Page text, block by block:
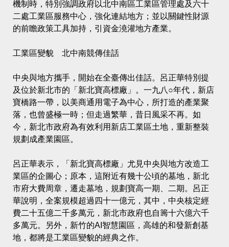
機制時，特別強調政府以北中南區工業區管理處及六十
二處工業區服務中心，強化連結地方；並以關鍵性財源
的前瞻政策工具加持，引資金澆灌地方產業。
工業區變貌 北中南競傳佳話
中央與地方攜手，開始在全臺傳出佳話。呂正華特別提
及位於新北市的「新北寶高標廠」。一九八○年代，新店
寶橋路一帶，以美商通用電子為中心，所打造的產業聚
落，也曾盛極一時；但走過繁華，昔日風采不再。如
今，新北市政府為有效利用新店工業區土地，重新整裝
規劃成產業園區。
呂正華表示，「新北寶高標廠」尤見中央與地方改造工
業區的企圖心；原本，這附近有幾十公頃的墓地，新北
市府大費周章，遷走墓地，規劃寶高一期、二期。呂正
華說明，全案規模超過四十一億元，其中，中央核定經
費二十五億二千多萬元，新北市政府也自籌十六億六千
多萬元。另外，新竹的AI智慧園區，高雄的和發新創基
地，都將是工業區變貌的經典之作。